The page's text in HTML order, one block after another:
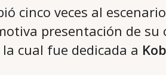
cinco veces al
presentación de su
la cual fue dedicada a